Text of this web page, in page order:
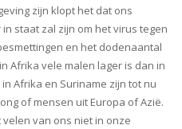
zijn klopt het dat ons
staat zal zijn om het virus tegen
en het dodenaantal
Afrika vele malen lager is dan in
Afrika en Suriname zijn tot nu
of mensen uit Europa of Azië.
van ons niet in onze